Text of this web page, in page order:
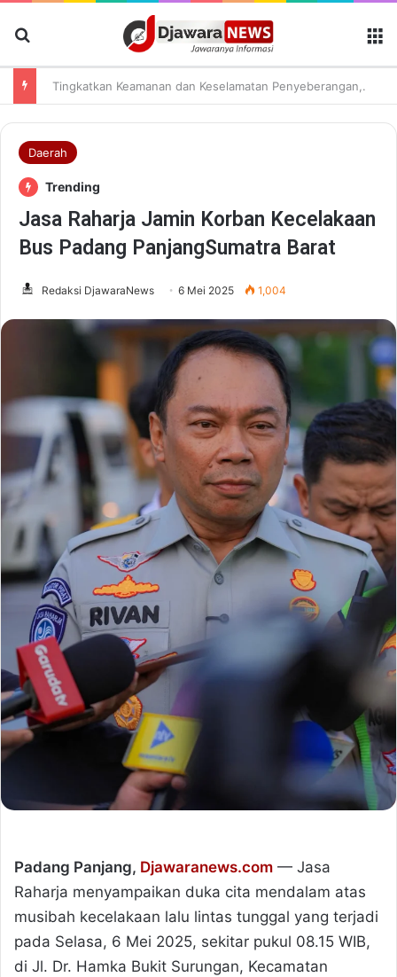
Tingkatkan Keamanan dan Keselamatan Penyeberangan, Jasa Raharja Banten Hadiri Peresmian Sterilisasi Pelabuhan Merak
Daerah
Trending
Jasa Raharja Jamin Korban Kecelakaan
Bus Padang PanjangSumatra Barat
Redaksi DjawaraNews 6 Mei 2025 1,004
Padang Panjang, Djawaranews.com — Jasa
Raharja menyampaikan duka cita mendalam atas
musibah kecelakaan lalu lintas tunggal yang terjadi
pada Selasa, 6 Mei 2025, sekitar pukul 08.15 WIB,
di Jl. Dr. Hamka Bukit Surungan, Kecamatan